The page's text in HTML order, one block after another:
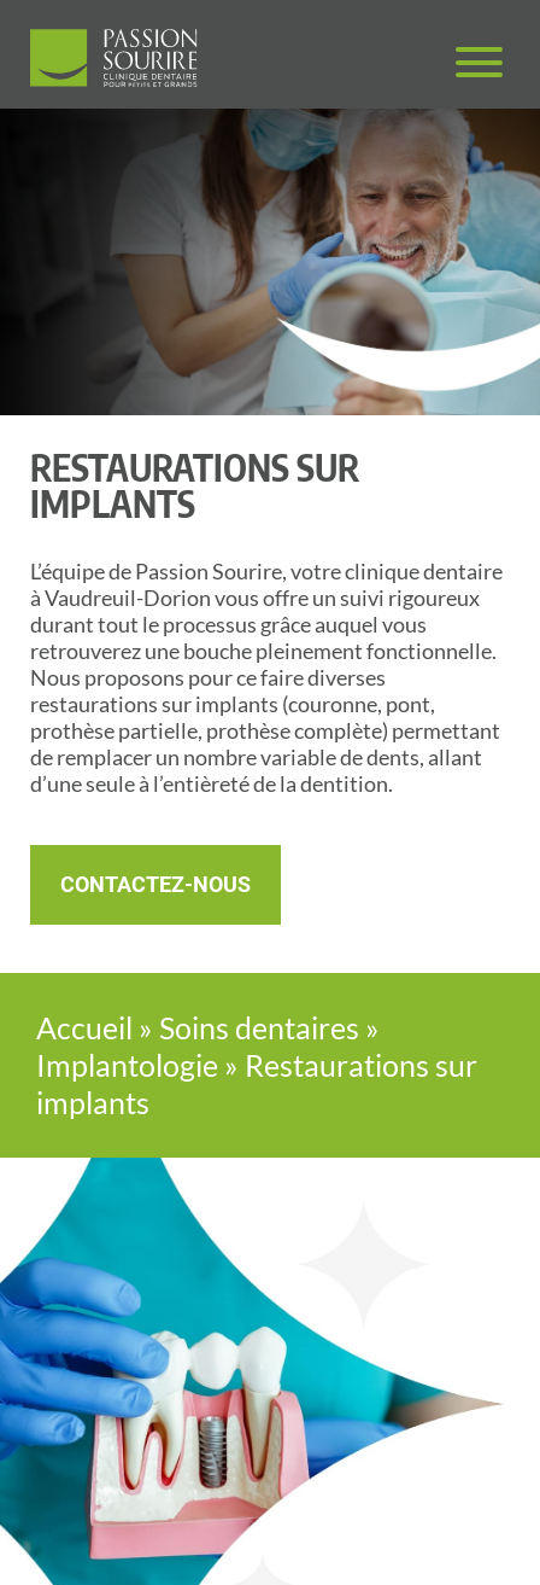
RESTAURATIONS SUR
IMPLANTS
L’équipe de Passion Sourire, votre clinique dentaire
à Vaudreuil-Dorion vous offre un suivi rigoureux
durant tout le processus grâce auquel vous
retrouverez une bouche pleinement fonctionnelle.
Nous proposons pour ce faire diverses
restaurations sur implants (couronne, pont,
prothèse partielle, prothèse complète) permettant
de remplacer un nombre variable de dents, allant
d’une seule à l’entièreté de la dentition.
CONTACTEZ-NOUS
Accueil » Soins dentaires »
Implantologie » Restaurations sur
implants